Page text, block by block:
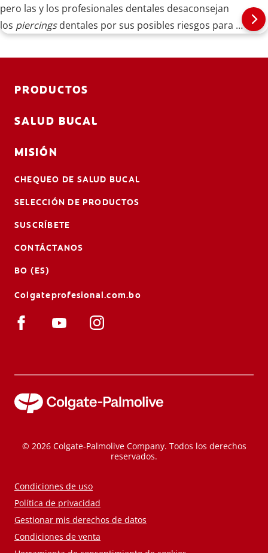
pero las y los profesionales dentales desaconsejan
los piercingsdentales por sus posibles riesgos para la
PRODUCTOS
SALUD BUCAL
MISIÓN
CHEQUEO DE SALUD BUCAL
SELECCIÓN DE PRODUCTOS
SUSCRÍBETE
CONTÁCTANOS
BO (ES)
Colgateprofesional.com.bo
© 2026 Colgate-Palmolive Company. Todos los derechos
reservados.
Condiciones de uso
Política de privacidad
Gestionar mis derechos de datos
Condiciones de venta